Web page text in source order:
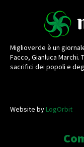
Miglioverde è un
Facco, Gianluca
sacrifici dei popoli e
Website byLogOrbit